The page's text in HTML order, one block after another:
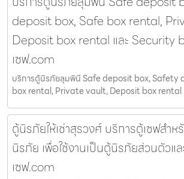
deposit box, Safe box rental,
Deposit box rental และ Security
เซฟ.com
บริการตู้นิรภัยลุมพินี Safe deposit box, Safety
box rental, Private vault, Deposit box rental
ตู้นิรภัยให้เช่าสุรวงศ์ บริการตู้เซฟสำห
นิรภัย เพื่อใช้งานเป็นตู้นิรภัยส่วนตัวแ
เซฟ.com